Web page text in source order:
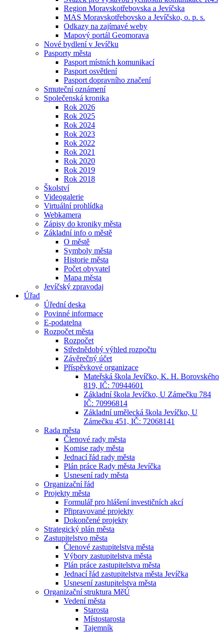
Region Moravskotřebovska a Jevíčska
MAS Moravskotřebovsko a Jevíčsko, o. p. s.
Odkazy na zajímavé weby
Mapový portál Geomorava
Nové bydlení v Jevíčku
Pasporty města
Pasport místních komunikací
Pasport osvětlení
Pasport dopravního značení
Smuteční oznámení
Společenská kronika
Rok 2026
Rok 2025
Rok 2024
Rok 2023
Rok 2022
Rok 2021
Rok 2020
Rok 2019
Rok 2018
Školství
Videogalerie
Virtuální prohlídka
Webkamera
Zápisy do kroniky města
Základní info o městě
O městě
Symboly města
Historie města
Počet obyvatel
Mapa města
Jevíčský zpravodaj
Úřad
Úřední deska
Povinné informace
E-podatelna
Rozpočet města
Rozpočet
Střednědobý výhled rozpočtu
Závěrečný účet
Příspěvkové organizace
Mateřská škola Jevíčko, K. H. Borovského
819, IČ: 70944601
Základní škola Jevíčko, U Zámečku 784
IČ: 70996814
Základní umělecká škola Jevíčko, U
Zámečku 451, IČ: 72068141
Rada města
Členové rady města
Komise rady města
Jednací řád rady města
Plán práce Rady města Jevíčka
Usnesení rady města
Organizační řád
Projekty města
Formulář pro hlášení investičních akcí
Připravované projekty
Dokončené projekty
Strategický plán města
Zastupitelstvo města
Členové zastupitelstva města
Výbory zastupitelstva města
Plán práce zastupitelstva města
Jednací řád zastupitelstva města Jevíčka
Usnesení zastupitelstva města
Organizační struktura MěÚ
Vedení města
Starosta
Místostarosta
Tajemník